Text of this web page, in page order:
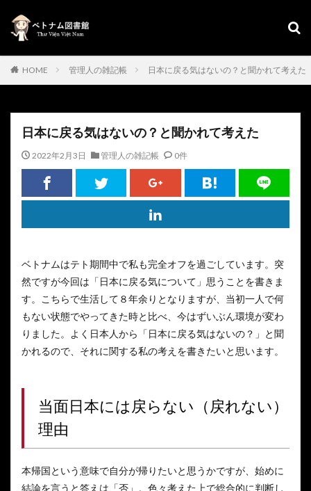
HOME 管理人の雑記帳 日本に戻る気はないの？と聞かれて考えた
日本に戻る気はないの？と聞かれて考えた
2022年2月3日 管理人の雑記帳 0件
ベトナムはテト期間中で私も完全オフを過ごしています。突
然ですが今回は「日本に戻る気について」思うことを書きま
す。こちらで生活して８年余りとなりますが、当初一人で何
もない状態でやってきた時と比べ、今はずいぶん環境が変わ
りました。よく日本人から「日本に戻る気はないの？」と聞
かれるので、それに関する私の考えを書きたいと思います。
当面日本には戻らない（戻れない）
理由
本帰国という意味で自分が帰りたいと思うかですが、始めに
結論を言うと答えは「否」。色々考えた上で総合的に判断し